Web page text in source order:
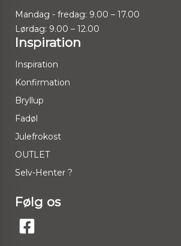
Mandag - fredag: 9.00 – 17.00
Lørdag: 9.00 – 12.00
Inspiration
Inspiration
Konfirmation
Bryllup
Fadøl
Julefrokost
OUTLET
Selv-Henter ?
Følg os